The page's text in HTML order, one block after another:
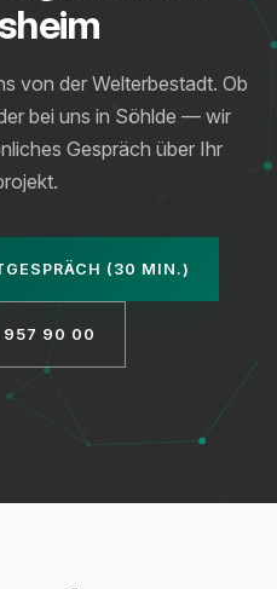
von der Welterbestadt. Ob
bei uns in Söhlde — wir
Gespräch über Ihr
(30 MIN.)
957 90 00